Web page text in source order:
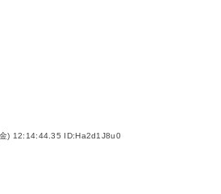
) 12:14:44.35 ID:Ha2d1J8u0